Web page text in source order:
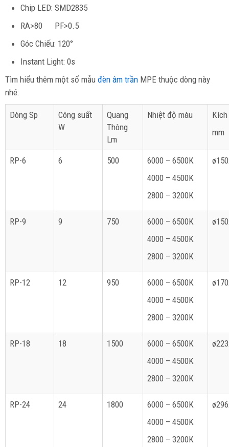
Chip LED: SMD2835
RA>80 PF>0.5
Góc Chiếu: 120°
Instant Light: 0s
Tìm hiểu thêm một số mẫu đèn âm trần MPE thuộc dòng này
nhé:
Dòng Sp
Công suất
W
Quang
Thông
Lm
Nhiệt độ màu
mm
RP-6 6 500
6000 – 6500K
4000 – 4500K
2800 – 3200K
RP-9 9 750
6000 – 6500K
4000 – 4500K
2800 – 3200K
RP-12 12 950
6000 – 6500K
4000 – 4500K
2800 – 3200K
RP-18 18 1500
6000 – 6500K
4000 – 4500K
2800 – 3200K
RP-24 24 1800
6000 – 6500K
4000 – 4500K
2800 – 3200K